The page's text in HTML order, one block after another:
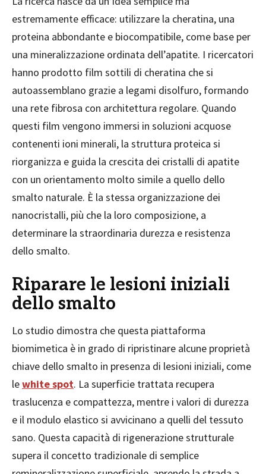
estremamente efficace: utilizzare la cheratina, una
proteina abbondante e biocompatibile, come base per
una mineralizzazione ordinata dell’apatite. I ricercatori
hanno prodotto film sottili di cheratina che si
autoassemblano grazie a legami disolfuro, formando
una rete fibrosa con architettura regolare. Quando
questi film vengono immersi in soluzioni acquose
contenenti ioni minerali, la struttura proteica si
riorganizza e guida la crescita dei cristalli di apatite
con un orientamento molto simile a quello dello
smalto naturale. È la stessa organizzazione dei
nanocristalli, più che la loro composizione, a
determinare la straordinaria durezza e resistenza
dello smalto.
Riparare le lesioni iniziali
dello smalto
Lo studio dimostra che questa piattaforma
biomimetica è in grado di ripristinare alcune proprietà
chiave dello smalto in presenza di lesioni iniziali, come
lewhite spot. La superficie trattata recupera
traslucenza e compattezza, mentre i valori di durezza
e il modulo elastico si avvicinano a quelli del tessuto
sano. Questa capacità di rigenerazione strutturale
supera il concetto tradizionale di semplice